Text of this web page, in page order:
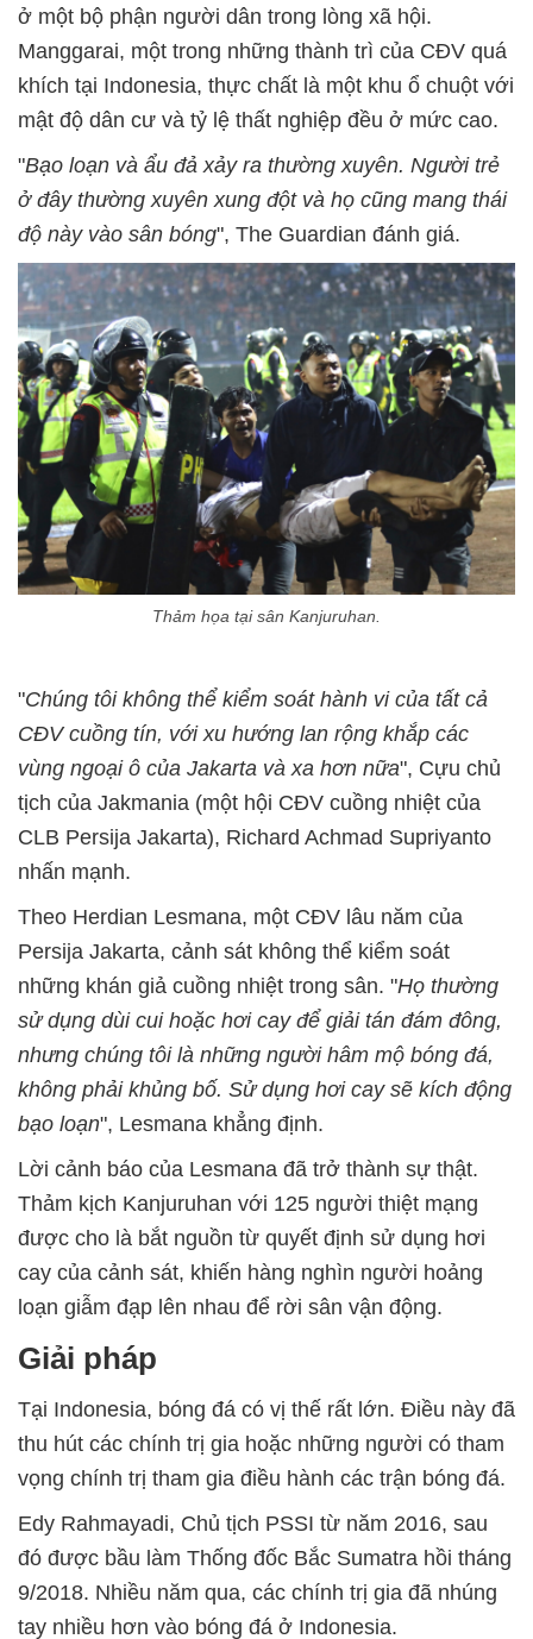
ở một bộ phận người dân trong lòng xã hội.
Manggarai, một trong những thành trì của CĐV quá
khích tại Indonesia, thực chất là một khu ổ chuột với
mật độ dân cư và tỷ lệ thất nghiệp đều ở mức cao.
"Bạo loạn và ẩu đả xảy ra thường xuyên. Người trẻ
ở đây thường xuyên xung đột và họ cũng mang thái
độ này vào sân bóng", The Guardian đánh giá.
Thảm họa tại sân Kanjuruhan.
"Chúng tôi không thể kiểm soát hành vi của tất cả
CĐV cuồng tín, với xu hướng lan rộng khắp các
vùng ngoại ô của Jakarta và xa hơn nữa", Cựu chủ
tịch của Jakmania (một hội CĐV cuồng nhiệt của
CLB Persija Jakarta), Richard Achmad Supriyanto
nhấn mạnh.
Theo Herdian Lesmana, một CĐV lâu năm của
Persija Jakarta, cảnh sát không thể kiểm soát
những khán giả cuồng nhiệt trong sân. "Họ thường
sử dụng dùi cui hoặc hơi cay để giải tán đám đông,
nhưng chúng tôi là những người hâm mộ bóng đá,
không phải khủng bố. Sử dụng hơi cay sẽ kích động
bạo loạn", Lesmana khẳng định.
Lời cảnh báo của Lesmana đã trở thành sự thật.
Thảm kịch Kanjuruhan với 125 người thiệt mạng
được cho là bắt nguồn từ quyết định sử dụng hơi
cay của cảnh sát, khiến hàng nghìn người hoảng
loạn giẫm đạp lên nhau để rời sân vận động.
Giải pháp
Tại Indonesia, bóng đá có vị thế rất lớn. Điều này đã
thu hút các chính trị gia hoặc những người có tham
vọng chính trị tham gia điều hành các trận bóng đá.
Edy Rahmayadi, Chủ tịch PSSI từ năm 2016, sau
đó được bầu làm Thống đốc Bắc Sumatra hồi tháng
9/2018. Nhiều năm qua, các chính trị gia đã nhúng
tay nhiều hơn vào bóng đá ở Indonesia.